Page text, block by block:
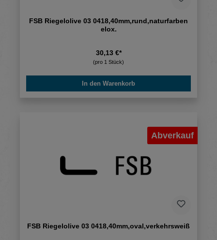
FSB Riegelolive 03 0418,40mm,rund,naturfarben
elox.
30,13 €*
(pro 1 Stück)
In den Warenkorb
Abverkauf
FSB Riegelolive 03 0418,40mm,oval,verkehrsweiß